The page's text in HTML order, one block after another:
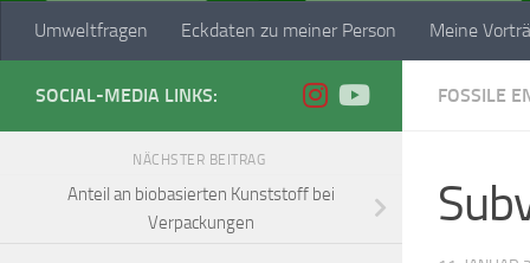
Umweltfragen Eckdaten zu meiner Person Meine
FOSSILE
SOCIAL-MEDIA LINKS:
NÄCHSTER BEITRAG
Anteil an biobasierten Kunststoff bei
Verpackungen